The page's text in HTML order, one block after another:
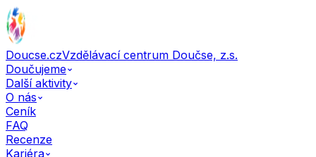
Doucse.czVzdělávací centrum Doučse, z.s.
Doučujeme
Další aktivity
O nás
Ceník
FAQ
Recenze
Kariéra